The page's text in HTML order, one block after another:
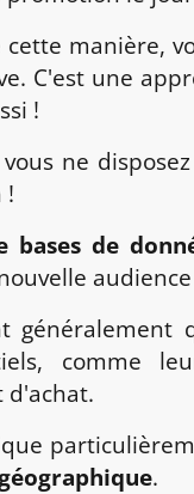
cette manière,
C'est une
!
ne
!
bases de
comme
d'achat.
.